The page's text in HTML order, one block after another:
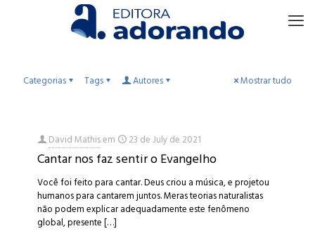
Categorias Tags Autores Mostrar tudo
David Mathisem 23 de July de 2021
Cantar nos faz sentir o Evangelho
Você foi feito para cantar. Deus criou a música, e projetou
humanos para cantarem juntos. Meras teorias naturalistas
não podem explicar adequadamente este fenômeno
global, presente[…]